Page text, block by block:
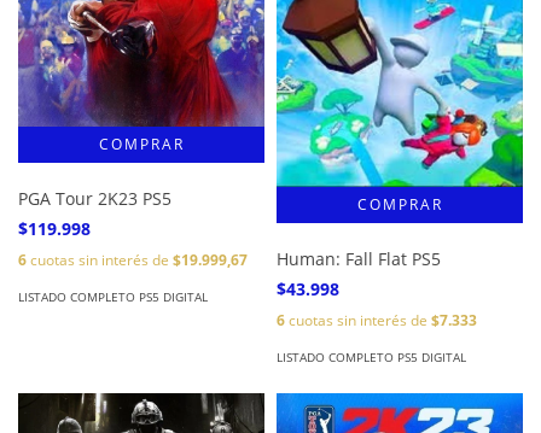
PGA Tour 2K23 PS5
$119.998
6cuotas sin interés de $19.999,67
LISTADO COMPLETO PS5 DIGITAL
Human: Fall Flat PS5
$43.998
6cuotas sin interés de $7.333
LISTADO COMPLETO PS5 DIGITAL